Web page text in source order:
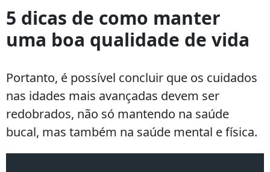
5 dicas de como manter
uma boa qualidade de vida
Portanto, é possível concluir que os cuidados
nas idades mais avançadas devem ser
redobrados, não só mantendo na saúde
bucal, mas também na saúde mental e física.